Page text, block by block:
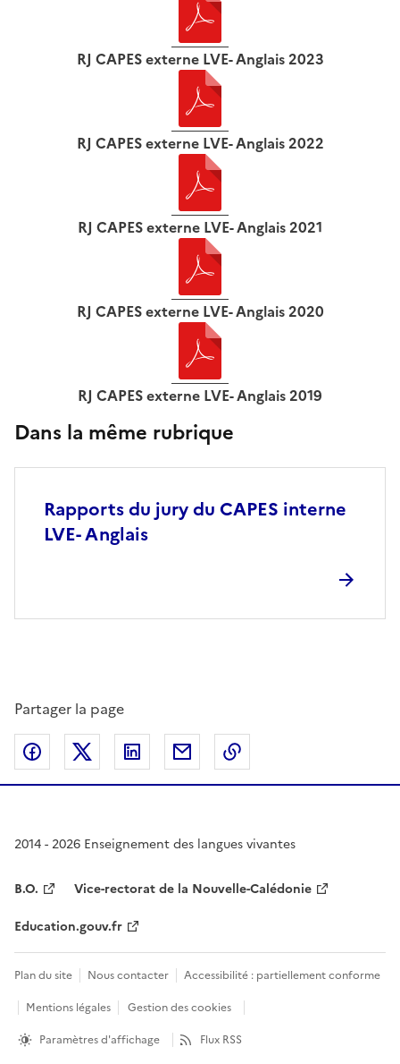
RJ CAPES externe LVE- Anglais 2023
RJ CAPES externe LVE- Anglais 2022
RJ CAPES externe LVE- Anglais 2021
RJ CAPES externe LVE- Anglais 2020
RJ CAPES externe LVE- Anglais 2019
Dans la même rubrique
Rapports du jury du CAPES interne
LVE- Anglais
Partager la page
Partager sur Facebook
Partager sur Twitter
Partager sur LinkedIn
Partager par email
2014 - 2026 Enseignement des langues vivantes
B.O.
Vice-rectorat de la Nouvelle-Calédonie
Education.gouv.fr
Plan du site Nous contacter
Accessibilité : partiellement conforme
Mentions légales
Gestion des cookies
Paramètres d'affichage
Flux RSS